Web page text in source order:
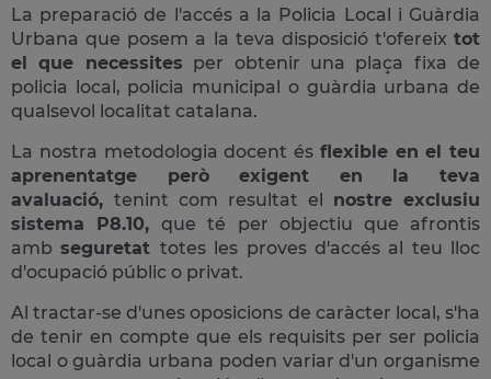
La preparació de l'accés a la Policia Local i Guàrdia
Urbana que posem a la teva disposició t'ofereix tot
el que necessites per obtenir una plaça fixa de
policia local, policia municipal o guàrdia urbana de
qualsevol localitat catalana.
La nostra metodologia docent és flexible en el teu
aprenentatge però exigent en la teva
avaluació, tenint com resultat el nostre exclusiu
sistema P8.10,que té per objectiu que afrontis
ambseguretat totes les proves d'accés al teu lloc
d'ocupació públic o privat.
Al tractar-se d'unes oposicions de caràcter local, s'ha
de tenir en compte que els requisits per ser policia
local o guàrdia urbana poden variar d'un organisme